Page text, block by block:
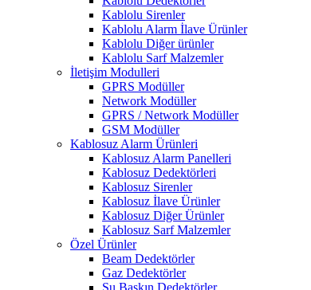
Kablolu Sirenler
Kablolu Alarm İlave Ürünler
Kablolu Diğer ürünler
Kablolu Sarf Malzemler
İletişim Modulleri
GPRS Modüller
Network Modüller
GPRS / Network Modüller
GSM Modüller
Kablosuz Alarm Ürünleri
Kablosuz Alarm Panelleri
Kablosuz Dedektörleri
Kablosuz Sirenler
Kablosuz İlave Ürünler
Kablosuz Diğer Ürünler
Kablosuz Sarf Malzemler
Özel Ürünler
Beam Dedektörler
Gaz Dedektörler
Su Baskın Dedektörler